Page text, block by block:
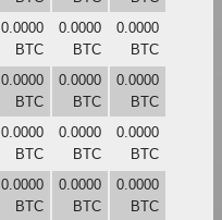
0.0000
BTC
0.0000
BTC
0.0000
BTC
0.0000
BTC
0.0000
BTC
0.0000
BTC
0.0000
BTC
0.0000
BTC
0.0000
BTC
0.0000
BTC
0.0000
BTC
0.0000
BTC